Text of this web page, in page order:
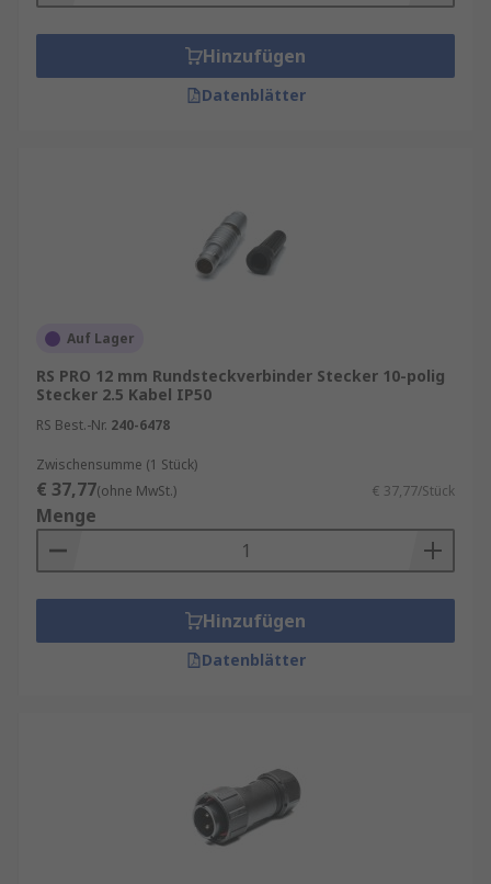
Hinzufügen
Datenblätter
Auf Lager
RS PRO 12 mm Rundsteckverbinder Stecker 10-polig
Stecker 2.5 Kabel IP50
RS Best.-Nr. 240-6478
Zwischensumme (1 Stück)
€ 37,77(ohne MwSt.) € 37,77/Stück
Menge
Hinzufügen
Datenblätter